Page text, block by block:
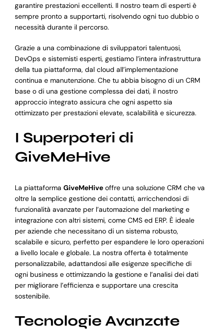
garantire prestazioni eccellenti. Il nostro team di esperti è
sempre pronto a supportarti, risolvendo ogni tuo dubbio o
necessità durante il percorso.
Grazie a una combinazione di sviluppatori talentuosi,
DevOps e sistemisti esperti, gestiamo l’intera infrastruttura
della tua piattaforma, dal cloud all’implementazione
continua e manutenzione. Che tu abbia bisogno di un CRM
base o di una gestione complessa dei dati, il nostro
approccio integrato assicura che ogni aspetto sia
ottimizzato per prestazioni elevate, scalabilità e sicurezza.
I Superpoteri di
GiveMeHive
La piattaforma GiveMeHiveoffre una soluzione CRM che va
oltre la semplice gestione dei contatti, arricchendosi di
funzionalità avanzate per l’automazione del marketing e
integrazione con altri sistemi, come CMS ed ERP. È ideale
per aziende che necessitano di un sistema robusto,
scalabile e sicuro, perfetto per espandere le loro operazioni
a livello locale e globale. La nostra offerta è totalmente
personalizzabile, adattandosi alle esigenze specifiche di
ogni business e ottimizzando la gestione e l’analisi dei dati
per migliorare l’efficienza e supportare una crescita
sostenibile.
Tecnologie Avanzate